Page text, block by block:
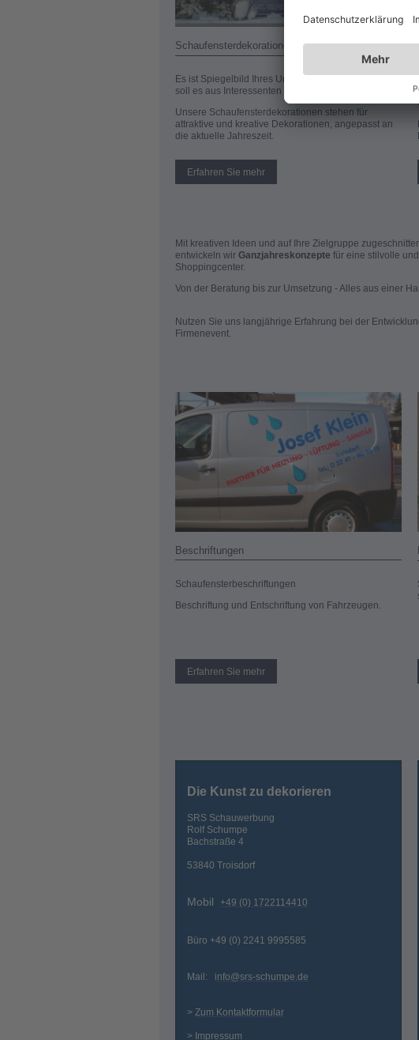
Schaufensterdekorationen by SRS Schumpe
Es ist Spiegelbild Ihres Unternehmens und zugleich
soll es aus Interessenten zu Kunden machen!
Unsere Schaufensterdekorationen stehen für
attraktive und kreative Dekorationen, angepasst an
die aktuelle Jahreszeit.
Erfahren Sie mehr
Mit kreativen Ideen und auf Ihre Zielgruppe
entwickeln wir Ganzjahreskonzepte für eine stilvolle
Shoppingcenter.
Von der Beratung bis zur Umsetzung - Alles aus einer
Nutzen Sie uns langjährige Erfahrung bei der
Firmenevent.
Beschriftungen
Schaufensterbeschriftungen
Beschriftung und Entschriftung von Fahrzeugen.
Erfahren Sie mehr
Die Kunst zu dekorieren
SRS Schauwerbung
Rolf Schumpe
Bachstraße 4
53840 Troisdorf
Mobil +49 (0) 1722114410
Büro +49 (0) 2241 9995585
Mail: info@srs-schumpe.de
> Zum Kontaktformular
> Impressum